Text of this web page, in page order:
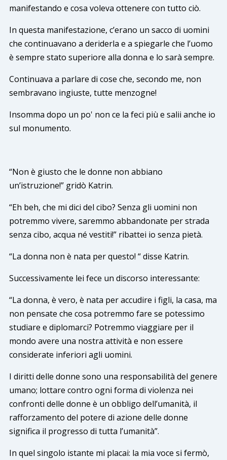
manifestando e cosa voleva ottenere con tutto ciò.
In questa manifestazione, c’erano un sacco di uomini
che continuavano a deriderla e a spiegarle che l’uomo
è sempre stato superiore alla donna e lo sarà sempre.
Continuava a parlare di cose che, secondo me, non
sembravano ingiuste, tutte menzogne!
Insomma dopo un po' non ce la feci più e salii anche io
sul monumento.
“Non è giusto che le donne non abbiano
un’istruzione!” gridò Katrin.
“Eh beh, che mi dici del cibo? Senza gli uomini non
potremmo vivere, saremmo abbandonate per strada
senza cibo, acqua né vestiti!” ribattei io senza pietà.
“La donna non è nata per questo! “ disse Katrin.
Successivamente lei fece un discorso interessante:
“La donna, è vero, è nata per accudire i figli, la casa, ma
non pensate che cosa potremmo fare se potessimo
studiare e diplomarci? Potremmo viaggiare per il
mondo avere una nostra attività e non essere
considerate inferiori agli uomini.
I diritti delle donne sono una responsabilità del genere
umano; lottare contro ogni forma di violenza nei
confronti delle donne è un obbligo dell’umanità, il
rafforzamento del potere di azione delle donne
significa il progresso di tutta l’umanità”.
In quel singolo istante mi placai: la mia voce si fermò,